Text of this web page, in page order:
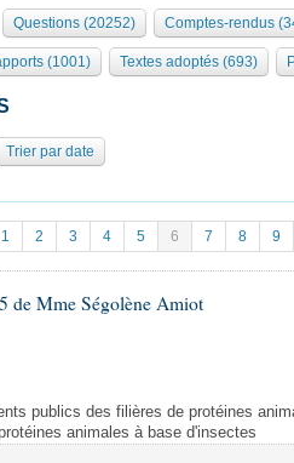
organes
Présidents Bureau Collège des
clés
l'Assemblée ... )
Bourbon
Questions (20252) Comptes-rendus
(1001) Textes adoptés (693)
Trier par date
1 2 3 4 5 6 7 8 9
de Mme Ségolène Amiot
publics des filières de protéines
animales à base d'insectes